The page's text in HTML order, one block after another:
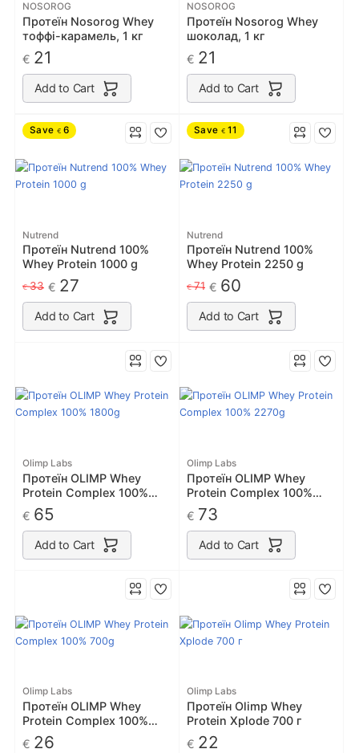
NOSOROG
Протеїн Nosorog Whey
тоффі-карамель, 1 кг
€ 21
Add to Cart
NOSOROG
Протеїн Nosorog Whey
шоколад, 1 кг
€ 21
Add to Cart
Save € 6
Nutrend
Протеїн Nutrend 100%
Whey Protein 1000 g
€33 € 27
Add to Cart
Save € 11
Nutrend
Протеїн Nutrend 100%
Whey Protein 2250 g
€71 € 60
Add to Cart
Olimp Labs
Протеїн OLIMP Whey
Protein Complex 100%
1800g
€ 65
Add to Cart
Olimp Labs
Протеїн OLIMP Whey
Protein Complex 100%
2270g
€ 73
Add to Cart
Olimp Labs
Протеїн OLIMP Whey
Protein Complex 100%
700g
€ 26
Olimp Labs
Протеїн Olimp Whey
Protein Xplode 700 г
€ 22